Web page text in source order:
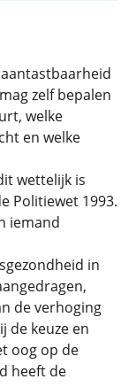
zelf bepalen
welke
en welke
wettelijk is
Politiewet 1993.
iemand
in
de verhoging
de keuze en
oog op de
heeft de